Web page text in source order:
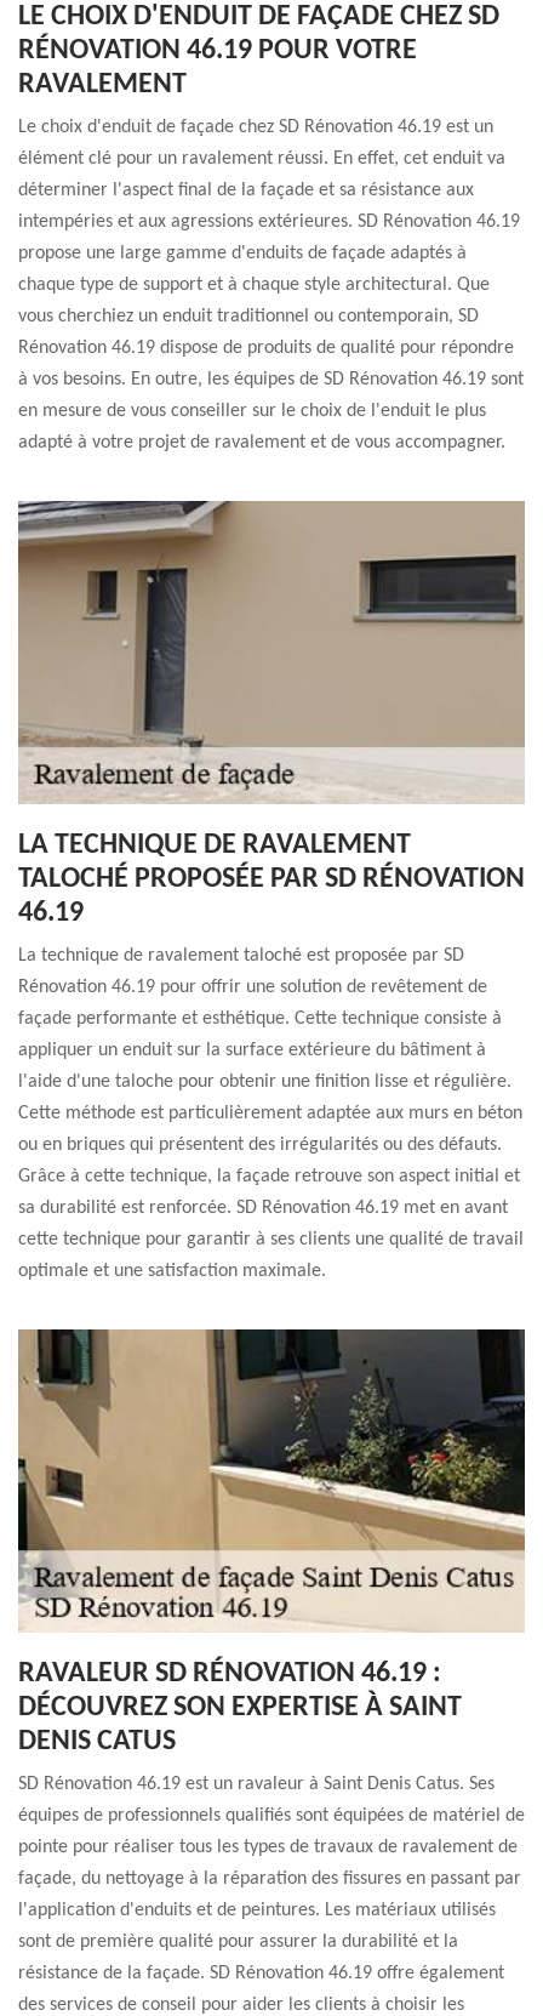
LE CHOIX D'ENDUIT DE FAÇADE CHEZ SD
RÉNOVATION 46.19 POUR VOTRE
RAVALEMENT
Le choix d'enduit de façade chez SD Rénovation 46.19 est un
élément clé pour un ravalement réussi. En effet, cet enduit va
déterminer l'aspect final de la façade et sa résistance aux
intempéries et aux agressions extérieures. SD Rénovation 46.19
propose une large gamme d'enduits de façade adaptés à
chaque type de support et à chaque style architectural. Que
vous cherchiez un enduit traditionnel ou contemporain, SD
Rénovation 46.19 dispose de produits de qualité pour répondre
à vos besoins. En outre, les équipes de SD Rénovation 46.19 sont
en mesure de vous conseiller sur le choix de l'enduit le plus
adapté à votre projet de ravalement et de vous accompagner.
LA TECHNIQUE DE RAVALEMENT
TALOCHÉ PROPOSÉE PAR SD RÉNOVATION
46.19
La technique de ravalement taloché est proposée par SD
Rénovation 46.19 pour offrir une solution de revêtement de
façade performante et esthétique. Cette technique consiste à
appliquer un enduit sur la surface extérieure du bâtiment à
l'aide d'une taloche pour obtenir une finition lisse et régulière.
Cette méthode est particulièrement adaptée aux murs en béton
ou en briques qui présentent des irrégularités ou des défauts.
Grâce à cette technique, la façade retrouve son aspect initial et
sa durabilité est renforcée. SD Rénovation 46.19 met en avant
cette technique pour garantir à ses clients une qualité de travail
optimale et une satisfaction maximale.
RAVALEUR SD RÉNOVATION 46.19 :
DÉCOUVREZ SON EXPERTISE À SAINT
DENIS CATUS
SD Rénovation 46.19 est un ravaleur à Saint Denis Catus. Ses
équipes de professionnels qualifiés sont équipées de matériel de
pointe pour réaliser tous les types de travaux de ravalement de
façade, du nettoyage à la réparation des fissures en passant par
l'application d'enduits et de peintures. Les matériaux utilisés
sont de première qualité pour assurer la durabilité et la
résistance de la façade. SD Rénovation 46.19 offre également
des services de conseil pour aider les clients à choisir les